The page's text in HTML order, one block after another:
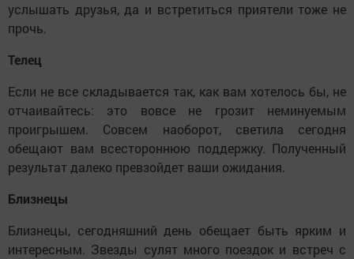
услышать друзья, да и встретиться приятели тоже не
прочь.
Телец
Если не все складывается так, как вам хотелось бы, не
отчаивайтесь: это вовсе не грозит неминуемым
проигрышем. Совсем наоборот, светила сегодня
обещают вам всестороннюю поддержку. Полученный
результат далеко превзойдет ваши ожидания.
Близнецы
Близнецы, сегодняшний день обещает быть ярким и
интересным. Звезды сулят много поездок и встреч с